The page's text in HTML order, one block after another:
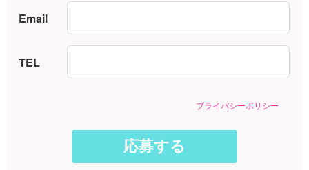
Email
TEL
プライバシーポリシー